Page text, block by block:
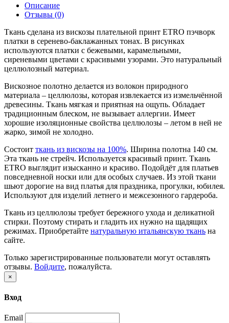
Описание
Отзывы (0)
Ткань сделана из вискозы плательной принт ETRO пэчворк
платки в серенево-баклажанных тонах. В рисунках
используются платки с бежевыми, карамельными,
сиреневыми цветами с красивыми узорами. Это натуральный
целлюлозный материал.
Вискозное полотно делается из волокон природного
материала – целлюлозы, которая извлекается из измельчённой
древесины. Ткань мягкая и приятная на ощупь. Обладает
традиционным блеском, не вызывает аллергии. Имеет
хорошие изоляционные свойства целлюлозы – летом в ней не
жарко, зимой не холодно.
Состоит ткань из вискозы на 100%. Ширина полотна 140 см.
Эта ткань не стрейч. Используется красивый принт. Ткань
ETRO выглядит изысканно и красиво. Подойдёт для платьев
повседневной носки или для особых случаев. Из этой ткани
шьют дорогие на вид платья для праздника, прогулки, юбилея.
Используют для изделий летнего и межсезонного гардероба.
Ткань из целлюлозы требует бережного ухода и деликатной
стирки. Поэтому стирать и гладить их нужно на щадящих
режимах. Приобретайте натуральную итальянскую ткань на
сайте.
Только зарегистрированные пользователи могут оставлять
отзывы. Войдите, пожалуйста.
×
Вход
Email